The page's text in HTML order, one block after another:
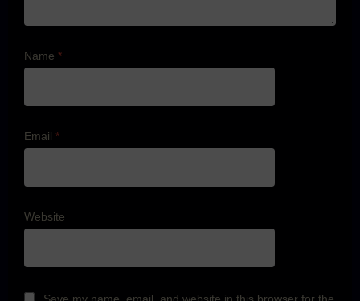
Name *
Email *
Website
Save my name, email, and website in this browser for the